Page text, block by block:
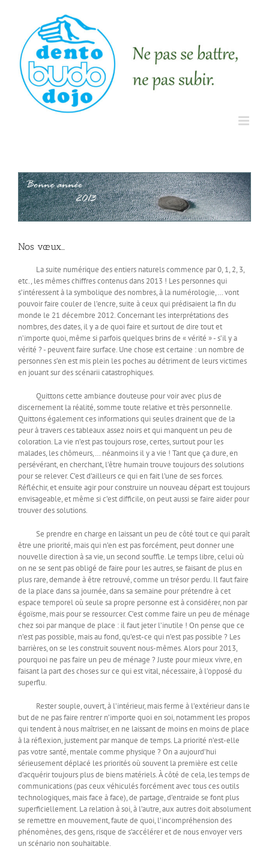
Nos vœux…
La suite numérique des entiers naturels commence par 0, 1, 2, 3,
etc., les mêmes chiffres contenus dans 2013 ! Les personnes qui
s’intéressent à la symbolique des nombres, à la numérologie,… vont
pouvoir faire couler de l’encre, suite à ceux qui prédisaient la fin du
monde le 21 décembre 2012. Concernant les interprétations des
nombres, des dates, il y a de quoi faire et surtout de dire tout et
n’importe quoi, même si parfois quelques brins de « vérité » - s’il y a
vérité ? - peuvent faire surface. Une chose est certaine : un nombre de
personnes s’en est mis plein les poches au détriment de leurs victimes
en jouant sur des scénarii catastrophiques.
Quittons cette ambiance douteuse pour voir avec plus de
discernement la réalité, somme toute relative et très personnelle.
Quittons également ces informations qui seules drainent que de la
peur à travers ces tableaux assez noirs et qui manquent un peu de
coloration. La vie n’est pas toujours rose, certes, surtout pour les
malades, les chômeurs,… néanmoins il y a vie ! Tant que ça dure, en
persévérant, en cherchant, l’être humain trouve toujours des solutions
pour se relever. C’est d’ailleurs ce qui en fait l’une de ses forces.
Réfléchir, et ensuite agir pour construire un nouveau départ est toujours
envisageable, et même si c’est difficile, on peut aussi se faire aider pour
trouver des solutions.
Se prendre en charge en laissant un peu de côté tout ce qui paraît
être une priorité, mais qui n’en est pas forcément, peut donner une
nouvelle direction à sa vie, un second souffle. Le temps libre, celui où
on ne se sent pas obligé de faire pour les autres, se faisant de plus en
plus rare, demande à être retrouvé, comme un trésor perdu. Il faut faire
de la place dans sa journée, dans sa semaine pour prétendre à cet
espace temporel où seule sa propre personne est à considérer, non par
égoïsme, mais pour se ressourcer. C’est comme faire un peu de ménage
chez soi par manque de place : il faut jeter l’inutile ! On pense que ce
n’est pas possible, mais au fond, qu’est-ce qui n’est pas possible ? Les
barrières, on se les construit souvent nous-mêmes. Alors pour 2013,
pourquoi ne pas faire un peu de ménage ? Juste pour mieux vivre, en
faisant la part des choses sur ce qui est vital, nécessaire, à l’opposé du
superflu.
Rester souple, ouvert, à l’intérieur, mais ferme à l’extérieur dans le
but de ne pas faire rentrer n’importe quoi en soi, notamment les propos
qui tendent à nous maîtriser, en ne laissant de moins en moins de place
à la réflexion, justement par manque de temps. La priorité n’est-elle
pas votre santé, mentale comme physique ? On a aujourd’hui
sérieusement déplacé les priorités où souvent la première est celle
d’acquérir toujours plus de biens matériels. À côté de cela, les temps de
communications (pas ceux véhiculés forcément avec tous ces outils
technologiques, mais face à face), de partage, d’entraide se font plus
superficiellement. La relation à soi, à l’autre, aux autres doit absolument
se remettre en mouvement, faute de quoi, l’incompréhension des
phénomènes, des gens, risque de s’accélérer et de nous envoyer vers
un scénario non souhaitable.